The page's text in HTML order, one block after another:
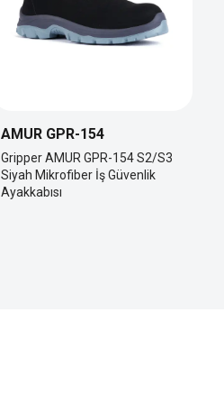
AMUR GPR-154
Gripper AMUR GPR-154 S2/S3
Siyah Mikrofiber İş Güvenlik
Ayakkabısı